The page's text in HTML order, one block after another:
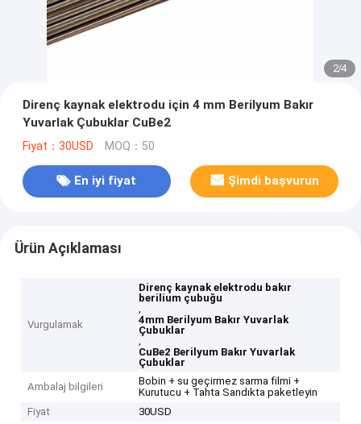
2/4
Direnç kaynak elektrodu için 4 mm Berilyum Bakır
Yuvarlak Çubuklar CuBe2
Fiyat：30USD MOQ：50
En iyi fiyat Şimdi başvurun
Ürün Açıklaması
Vurgulamak
Direnç kaynak elektrodu bakır
berilium çubuğu
,
4mm Berilyum Bakır Yuvarlak
Çubuklar
,
CuBe2 Berilyum Bakır Yuvarlak
Çubuklar
Ambalaj bilgileri
Bobin + su geçirmez sarma filmi +
Kurutucu + Tahta Sandıkta paketleyin
Fiyat
30USD